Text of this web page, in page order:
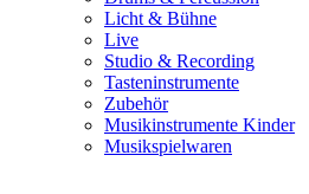
Licht & Bühne
Live
Studio & Recording
Tasteninstrumente
Zubehör
Musikinstrumente Kinder
Musikspielwaren